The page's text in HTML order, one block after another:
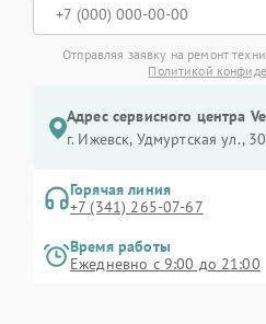
Отправляя заявку на ремонт
Политикой
Адрес сервисного центра
г. Ижевск, Удмуртская ул.,
Горячая линия
+7 (341) 265-07-67
Время работы
Ежедневно с 9:00 до 21:00